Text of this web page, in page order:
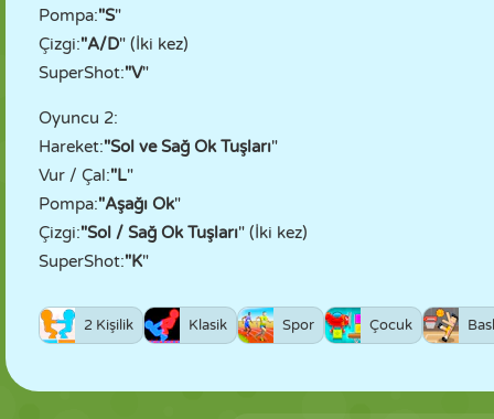
Pompa:"S"
Çizgi:"A/D" (İki kez)
SuperShot:"V"
Oyuncu 2:
Hareket:"Sol ve Sağ Ok Tuşları"
Vur / Çal:"L"
Pompa:"Aşağı Ok"
Çizgi:"Sol / Sağ Ok Tuşları" (İki kez)
SuperShot:"K"
2 Kişilik Klasik Spor Çocuk